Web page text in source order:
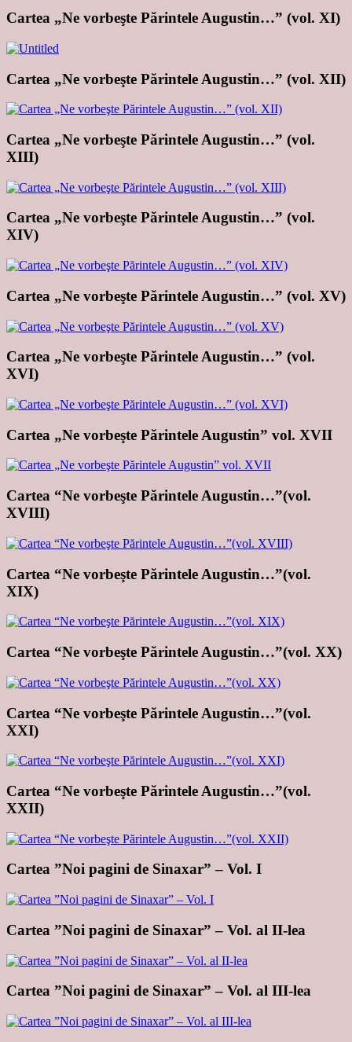
Cartea „Ne vorbeşte Părintele Augustin…” (vol. XI)
Cartea „Ne vorbeşte Părintele Augustin…” (vol. XII)
Cartea „Ne vorbeşte Părintele Augustin…” (vol.
XIII)
Cartea „Ne vorbeşte Părintele Augustin…” (vol.
XIV)
Cartea „Ne vorbeşte Părintele Augustin…” (vol. XV)
Cartea „Ne vorbeşte Părintele Augustin…” (vol.
XVI)
Cartea „Ne vorbeşte Părintele Augustin” vol. XVII
Cartea “Ne vorbeşte Părintele Augustin…”(vol.
XVIII)
Cartea “Ne vorbeşte Părintele Augustin…”(vol.
XIX)
Cartea “Ne vorbeşte Părintele Augustin…”(vol. XX)
Cartea “Ne vorbeşte Părintele Augustin…”(vol.
XXI)
Cartea “Ne vorbeşte Părintele Augustin…”(vol.
XXII)
Cartea ”Noi pagini de Sinaxar” – Vol. I
Cartea ”Noi pagini de Sinaxar” – Vol. al II-lea
Cartea ”Noi pagini de Sinaxar” – Vol. al III-lea